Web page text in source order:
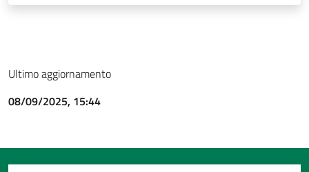
Ultimo aggiornamento
08/09/2025, 15:44